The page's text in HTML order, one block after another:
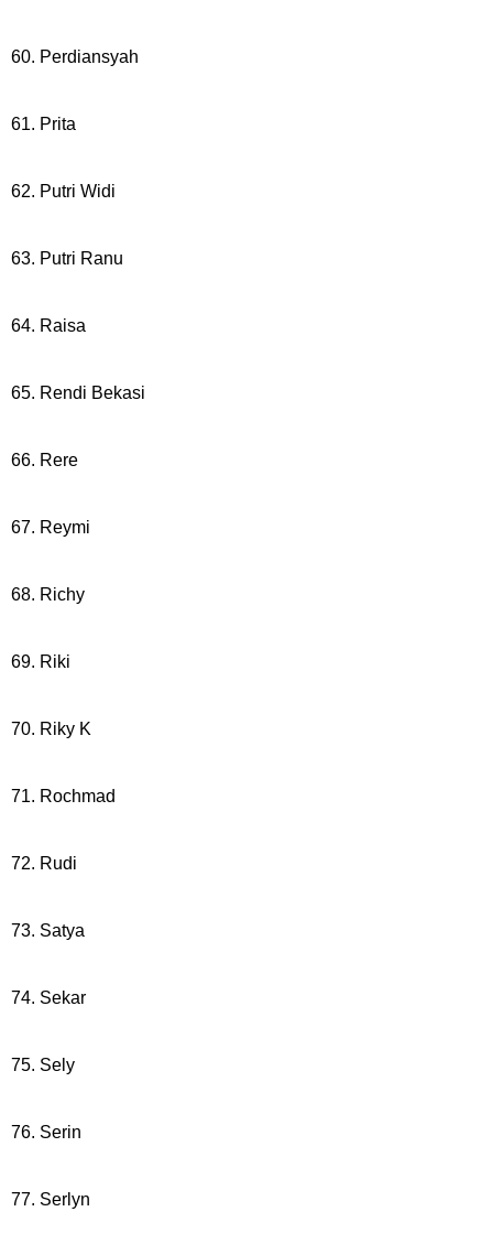
60. Perdiansyah
61. Prita
62. Putri Widi
63. Putri Ranu
64. Raisa
65. Rendi Bekasi
66. Rere
67. Reymi
68. Richy
69. Riki
70. Riky K
71. Rochmad
72. Rudi
73. Satya
74. Sekar
75. Sely
76. Serin
77. Serlyn